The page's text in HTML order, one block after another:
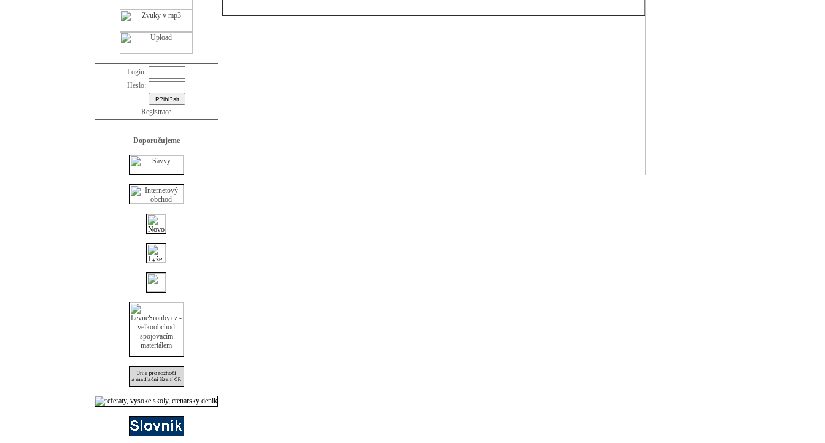
Login:
Heslo:
Registrace
Doporučujeme